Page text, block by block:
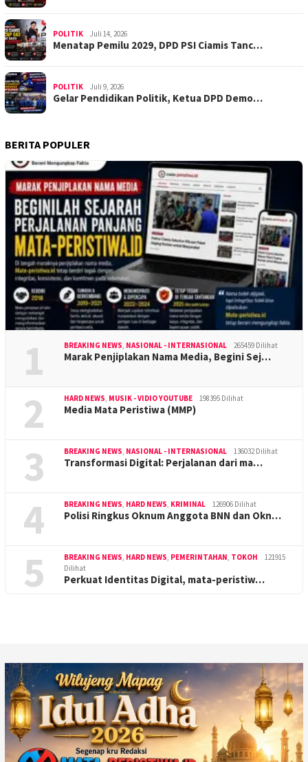
POLITIK Juli 14, 2026
Menatap Pemilu 2029, DPD PSI Ciamis Tanc…
POLITIK Juli 9, 2026
Gelar Pendidikan Politik, Ketua DPD Demo…
BERITA POPULER
1 BREAKING NEWS, NASIONAL - INTERNASIONAL 265459 Dilihat
Marak Penjiplakan Nama Media, Begini Sej…
2 HARD NEWS, MUSIK - VIDIO YOUTUBE 198395 Dilihat
Media Mata Peristiwa (MMP)
3 BREAKING NEWS, NASIONAL - INTERNASIONAL 136032 Dilihat
Transformasi Digital: Perjalanan dari ma…
4 BREAKING NEWS, HARD NEWS, KRIMINAL 126906 Dilihat
Polisi Ringkus Oknum Anggota BNN dan Okn…
5 BREAKING NEWS, HARD NEWS, PEMERINTAHAN, TOKOH
121915
Dilihat
Perkuat Identitas Digital, mata-peristiw…